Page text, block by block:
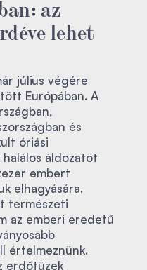
az
lehet
július végére
Európában. A
és
óriási
áldozatot
embert
elhagyására.
természeti
az emberi eredetű
értelmeznünk.
erdőtüzek